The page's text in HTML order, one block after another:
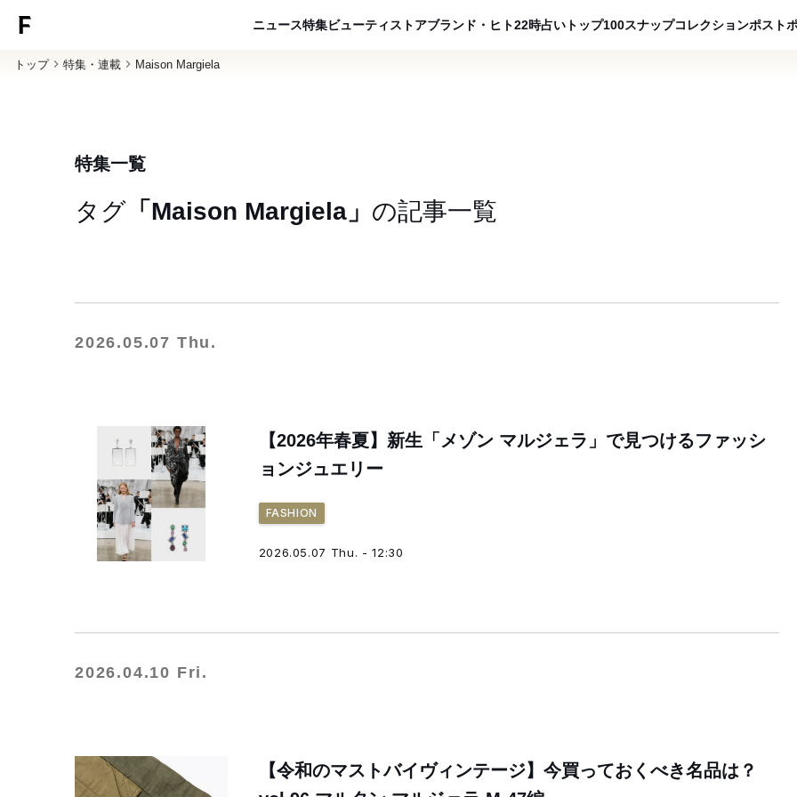
ニュース特集ビューティ ストアブランド・ヒト22時占い トップ100スナップコレクションポスト
トップ 特集・連載 Maison Margiela
特集一覧
タグ 「Maison Margiela」 の記事一覧
2026.05.07 Thu.
【2026年春夏】新生「メゾン マルジェラ」で見つけるファッシ
ョンジュエリー
FASHION
2026.05.07 Thu. - 12:30
2026.04.10 Fri.
【令和のマストバイヴィンテージ】今買っておくべき名品は？